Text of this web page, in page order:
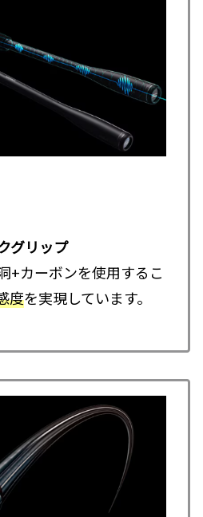
グリップ
+カーボンを使用するこ
度を実現しています。